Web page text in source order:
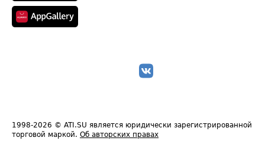
1998-2026 © ATI.SU является юридически зарегистрированной
торговой маркой. Об авторских правах